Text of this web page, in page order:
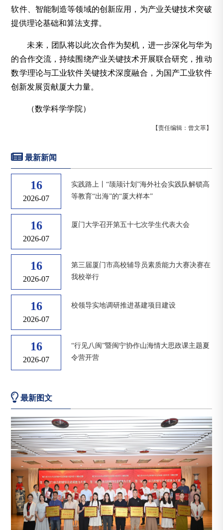
软件、智能制造等领域的创新应用，为产业关键技术突破
提供理论基础和算法支撑。
未来，团队将以此次合作为契机，进一步深化与华为
的合作交流，持续围绕产业关键技术开展联合研究，推动
数学理论与工业软件关键技术深度融合，为国产工业软件
创新发展贡献厦大力量。
（数学科学学院）
【责任编辑：曾文萃】
最新新闻
16
2026-07
实践路上丨“颉颃计划”海外社会实践队解锁高
等教育“出海”的“厦大样本”
16
2026-07
厦门大学召开第五十七次学生代表大会
16
2026-07
第三届厦门市高校辅导员素质能力大赛决赛在
我校举行
16
2026-07
校领导实地调研推进基建项目建设
16
2026-07
“行见八闽”暨闽宁协作山海情大思政课主题夏
令营开营
最新图文